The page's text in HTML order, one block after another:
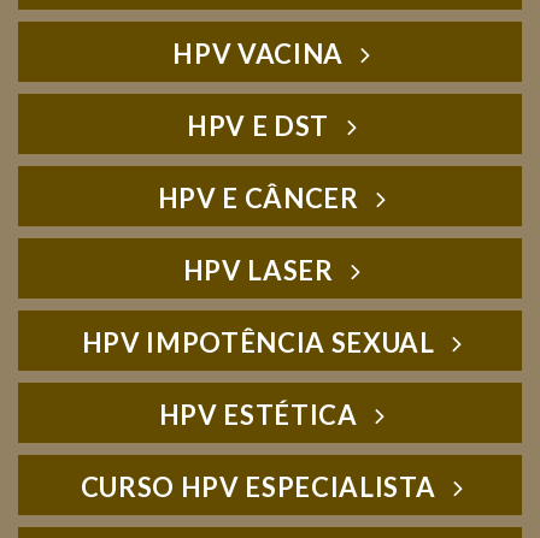
HPV VACINA
HPV E DST
HPV E CÂNCER
HPV LASER
HPV IMPOTÊNCIA SEXUAL
HPV ESTÉTICA
CURSO HPV ESPECIALISTA